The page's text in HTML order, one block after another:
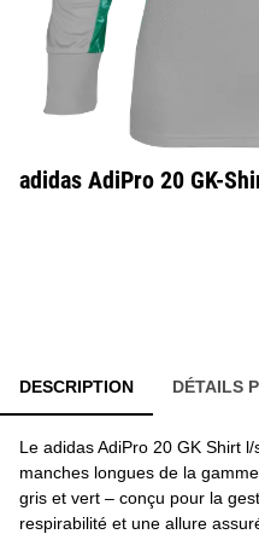
adidas AdiPro 20 GK-
DESCRIPTION DÉTAILS
Le adidas AdiPro 20 GK Shirt
manches longues de la
gris et vert – conçu pour la
respirabilité et une allure